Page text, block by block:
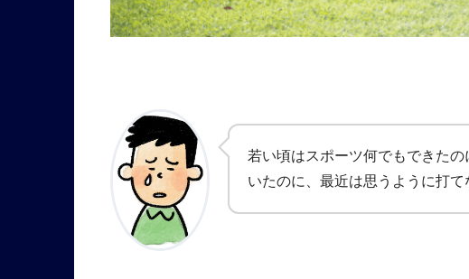
若い頃はスポーツ何でもできた
いたのに、最近は思うように打